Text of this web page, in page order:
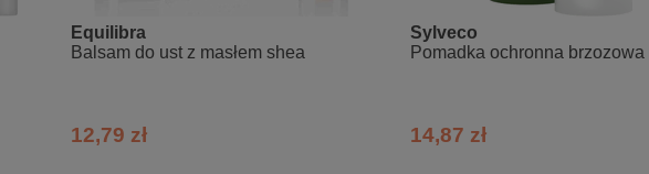
Equilibra
Balsam do ust z masłem shea
12,79 zł
Sylveco
Pomadka ochronna
14,87 zł